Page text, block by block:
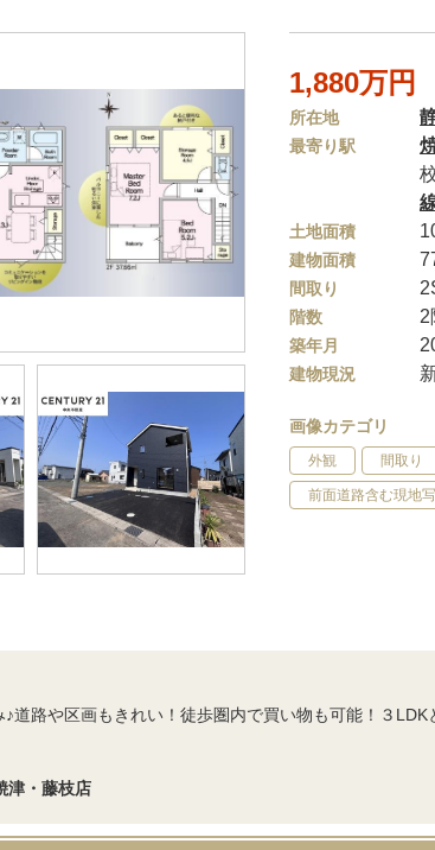
1,880万円
所在地
最寄り駅
土地面積
建物面積
間取り
階数 2
築年月
建物現況
画像カテゴリ
外観 間取り
前面道路含む現地
道路や区画もきれい！徒歩圏内で買い物も可能！３LDK
津・藤枝店